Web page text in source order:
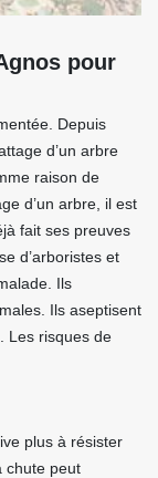
pour
Depuis
d’un arbre
raison de
d’un arbre, il est
fait ses preuves
d’arboristes et
Ils
Ils aseptisent
Les risques de
plus à résister
chute peut